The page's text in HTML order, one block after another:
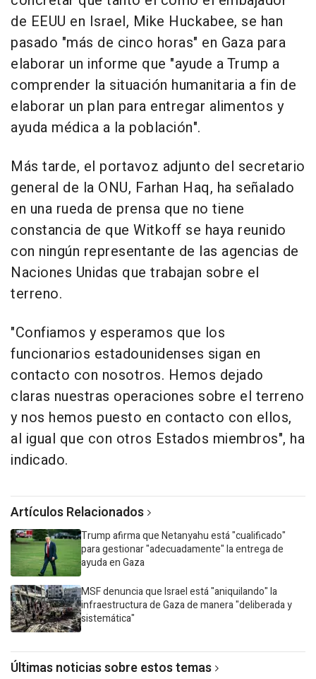
de EEUU en Israel, Mike Huckabee, se han
pasado "más de cinco horas" en Gaza para
elaborar un informe que "ayude a Trump a
comprender la situación humanitaria a fin de
elaborar un plan para entregar alimentos y
ayuda médica a la población".
Más tarde, el portavoz adjunto del secretario
general de la ONU, Farhan Haq, ha señalado
en una rueda de prensa que no tiene
constancia de que Witkoff se haya reunido
con ningún representante de las agencias de
Naciones Unidas que trabajan sobre el
terreno.
"Confiamos y esperamos que los
funcionarios estadounidenses sigan en
contacto con nosotros. Hemos dejado
claras nuestras operaciones sobre el terreno
y nos hemos puesto en contacto con ellos,
al igual que con otros Estados miembros", ha
indicado.
Artículos Relacionados
Trump afirma que Netanyahu está "cualificado"
para gestionar "adecuadamente" la entrega de
ayuda en Gaza
MSF denuncia que Israel está "aniquilando" la
infraestructura de Gaza de manera "deliberada y
sistemática"
Últimas noticias sobre estos temas